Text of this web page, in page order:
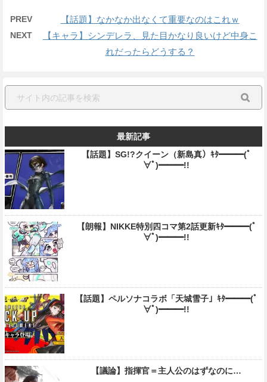
PREV 【話題】なかなか出なくて重要なのはこれｗ
NEXT
【キャラ】シンデレラ、見た目かなり良いけど中身こ
れだったらどうする？
最新記事
【話題】SG!?クイーン（新島真）ｷﾀ━━━(ﾟ
∀ﾟ)━━━!!
【朗報】NIKKE特別四コマ第2話更新ｷﾀ━━━(ﾟ
∀ﾟ)━━━!!
【話題】ペルソナコラボ「天城雪子」ｷﾀ━━━(ﾟ
∀ﾟ)━━━!!
【議論】指揮官＝主人公のはずなのに…